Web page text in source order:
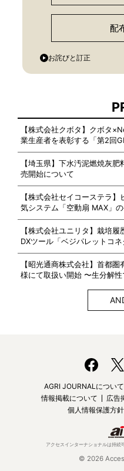
配
お詫びと訂正
【株式会社クボタ】クボタ
業生産者を表彰する「第2回
【埼玉県】下水汚泥燃焼灰
売開始について
【株式会社セイコーステラ
気システム「空動扇 MAX」の
【株式会社ユニリタ】栽培
DXツール「ベジパレットコ
【昭光通商株式会社】首都
様にて取扱い開始 〜生分解
AGRI JOURNALについて
情報掲載について
広告
個人情報保護方針
アクセスインターナショナルは持続
© 2026